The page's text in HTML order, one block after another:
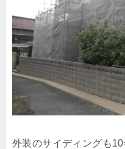
外装のサイディングも